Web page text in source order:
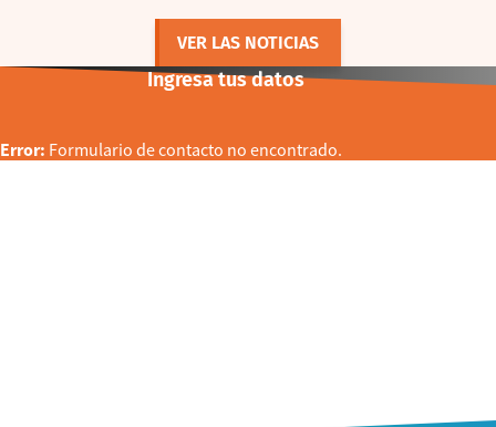
VER LAS NOTICIAS
Ingresa tus datos
Error: Formulario de contacto no encontrado.